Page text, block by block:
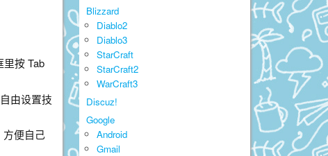
按 Tab
由设置技
方便自己
Blizzard
Diablo2
Diablo3
StarCraft
StarCraft2
WarCraft3
Discuz!
Google
Android
Gmail